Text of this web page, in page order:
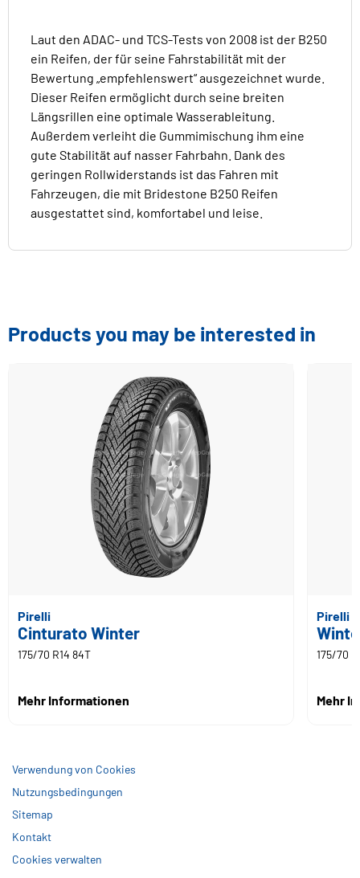
Laut den ADAC- und TCS-Tests von 2008 ist der B250
ein Reifen, der für seine Fahrstabilität mit der
Bewertung „empfehlenswert“ ausgezeichnet wurde.
Dieser Reifen ermöglicht durch seine breiten
Längsrillen eine optimale Wasserableitung.
Außerdem verleiht die Gummimischung ihm eine
gute Stabilität auf nasser Fahrbahn. Dank des
geringen Rollwiderstands ist das Fahren mit
Fahrzeugen, die mit Bridestone B250 Reifen
ausgestattet sind, komfortabel und leise.
Products you may be interested in
Pirelli
Cinturato Winter
175/70 R14 84T
Mehr Informationen
Pirelli
175/70
Mehr
Verwendung von Cookies
Nutzungsbedingungen
Sitemap
Kontakt
Cookies verwalten